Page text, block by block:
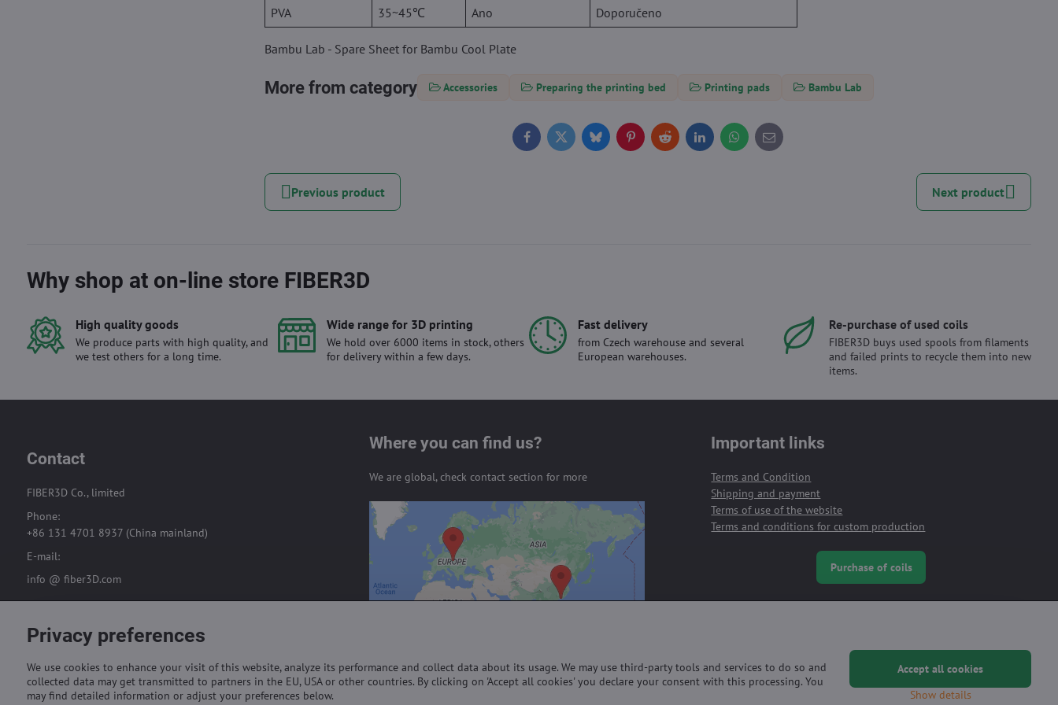
PVA
35~45℃ Ano Doporučeno
Bambu Lab - Spare Sheet for Bambu Cool Plate
More from category Accessories Preparing the printing bed Printing pads Bambu Lab
FacebookTwitterBlueskyPinterestRedditLinkedInWhatsApp
E-
mail
Previous product Next product
Why shop at on-line store FIBER3D
High quality goods
We produce parts with high quality, and
we test others for a long time.
Wide range for 3D printing
We hold over 6000 items in stock, others
for delivery within a few days.
Fast delivery
from Czech warehouse and several
European warehouses.
Re-purchase of used coils
FIBER3D buys used spools from filaments
and failed prints to recycle them into new
items.
Contact
FIBER3D Co., limited
Phone:
+86 131 4701 8937 (China mainland)
E-mail:
info @ fiber3D.com
Where you can find us?
We are global, check contact section for more
External content is blocked by
Privacy options
Do you want to load external content?
Important links
Terms and Condition
Shipping and payment
Terms of use of the website
Terms and conditions for custom production
Purchase of coils
Privacy preferences
We use cookies to enhance your visit of this website, analyze its performance and collect data about its usage. We may use third-party tools and services to do so and
collected data may get transmitted to partners in the EU, USA or other countries. By clicking on 'Accept all cookies' you declare your consent with this processing. You
may find detailed information or adjust your preferences below.
Show details
Accept all cookies